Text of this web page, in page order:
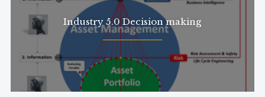
Industry 5.0 Decision making